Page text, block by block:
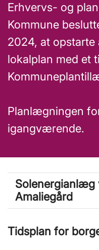
Erhvervs- og
Kommune
2024, at opstarte
lokalplan med et
Planlægningen
igangværende.
Solenergianlæg
Amaliegård
Tidsplan for